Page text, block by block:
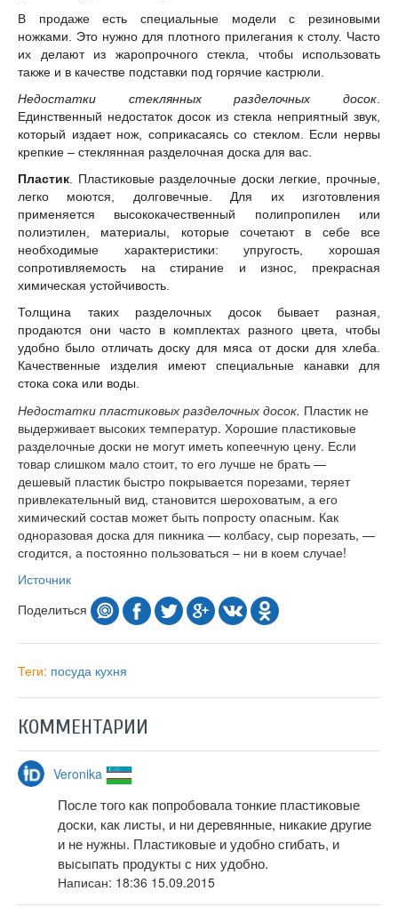
В продаже есть специальные модели с резиновыми
ножками. Это нужно для плотного прилегания к столу. Часто
их делают из жаропрочного стекла, чтобы использовать
также и в качестве подставки под горячие кастрюли.
Недостатки стеклянных разделочных досок
Единственный недостаток досок из стекла неприятный звук,
который издает нож, соприкасаясь со стеклом. Если нервы
крепкие – стеклянная разделочная доска для вас.
Пластик . Пластиковые разделочные доски легкие, прочные,
легко моются, долговечные. Для их изготовления
применяется высококачественный полипропилен или
полиэтилен, материалы, которые сочетают в себе все
необходимые характеристики: упругость, хорошая
сопротивляемость на стирание и износ, прекрасная
химическая устойчивость.
Толщина таких разделочных досок бывает разная,
продаются они часто в комплектах разного цвета, чтобы
удобно было отличать доску для мяса от доски для хлеба.
Качественные изделия имеют специальные канавки для
стока сока или воды.
Недостатки пластиковых разделочных досок. Пластик не
выдерживает высоких температур. Хорошие пластиковые
разделочные доски не могут иметь копеечную цену. Если
товар слишком мало стоит, то его лучше не брать —
дешевый пластик быстро покрывается порезами, теряет
привлекательный вид, становится шероховатым, а его
химический состав может быть попросту опасным. Как
одноразовая доска для пикника — колбасу, сыр порезать, —
сгодится, а постоянно пользоваться – ни в коем случае!
Источник
Поделиться
Теги: посуда кухня
КОММЕНТАРИИ
Veronika
После того как попробовала тонкие пластиковые
доски, как листы, и ни деревянные, никакие другие
и не нужны. Пластиковые и удобно сгибать, и
высыпать продукты с них удобно.
Написан: 18:36 15.09.2015